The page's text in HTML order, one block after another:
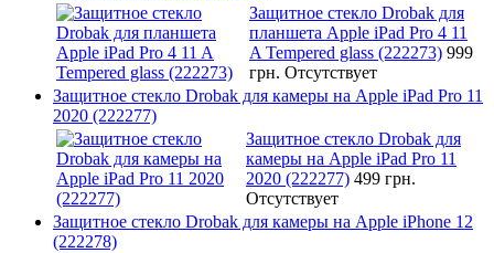
Защитное стекло Drobak для
планшета Apple iPad Pro 4 11
A Tempered glass (222273) 999
грн. Отсутствует
Защитное стекло Drobak для камеры на Apple iPad Pro 11
2020 (222277)
Защитное стекло Drobak для
камеры на Apple iPad Pro 11
2020 (222277) 499 грн.
Отсутствует
Защитное стекло Drobak для камеры на Apple iPhone 12
(222278)